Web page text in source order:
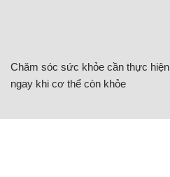
Chăm sóc sức khỏe cần thực hiện
ngay khi cơ thể còn khỏe